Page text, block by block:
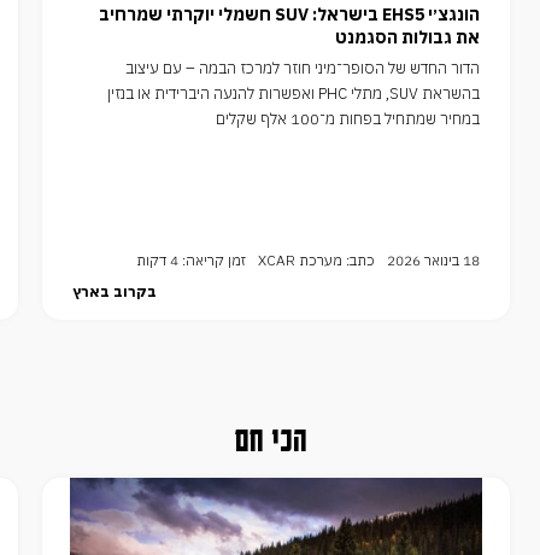
הונגצ׳י EHS5 בישראל: SUV חשמלי יוקרתי שמרחיב
את גבולות הסגמנט
הדור החדש של הסופר־מיני חוזר למרכז הבמה – עם עיצוב
בהשראת SUV, מתלי PHC ואפשרות להנעה היברידית או בנזין
במחיר שמתחיל בפחות מ־100 אלף שקלים
18 בינואר 2026 כתב: מערכת XCAR
זמן קריאה: 4 דקות
בקרוב בארץ
הכי חם